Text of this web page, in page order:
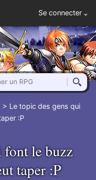
Se connecter
un RPG
> Le topic des gens qui
:P
font le buzz
taper :P